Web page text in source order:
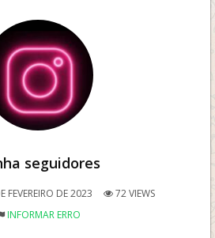
seguidores
FEVEREIRO DE 2023
72 VIEWS
INFORMAR ERRO